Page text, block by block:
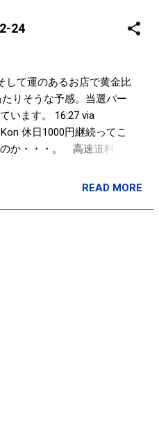
24
して運のあるお店で黄金比
りそうな予感。当選パー
います。 16:27 via
休日1000円継続ってこ
か・・・。 高速道料
TweetDeck メリークリスマ
READ MORE